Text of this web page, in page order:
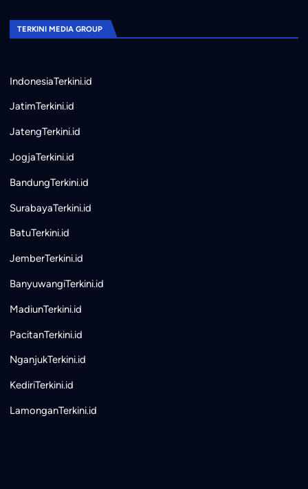
TERKINI MEDIA GROUP
IndonesiaTerkini.id
JatimTerkini.id
JatengTerkini.id
JogjaTerkini.id
BandungTerkini.id
SurabayaTerkini.id
BatuTerkini.id
JemberTerkini.id
BanyuwangiTerkini.id
MadiunTerkini.id
PacitanTerkini.id
NganjukTerkini.id
KediriTerkini.id
LamonganTerkini.id